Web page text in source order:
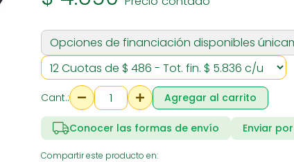
MUEBLERIA
SUPERMERCADO
Opciones de financiación disponibles
Cant.: Agregar al carrito
Conocer las formas de envío Enviar
Compartir este producto en: